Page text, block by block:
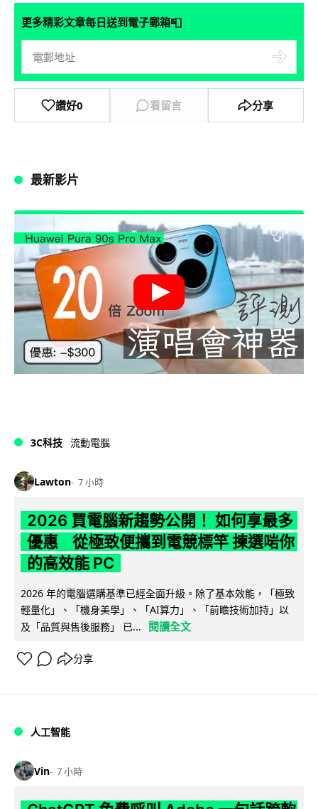
更多精彩文章每日送到電子郵箱📮
讚好0 看留言 分享
最新影片
3C科技 流動電腦
Lawton 7 小時
2026 買電腦新趨勢公開！ 如何享最多
優惠 從極致便攜到電競標竿 揀選啱你
的高效能 PC
2026 年的電腦選購基準已經全面升級。除了基本效能，「極致
輕量化」、「機身美學」、「AI算力」、「前瞻技術加持」以
及「品質與售後服務」 已...
閱讀全文
分享
人工智能
Vin 7 小時